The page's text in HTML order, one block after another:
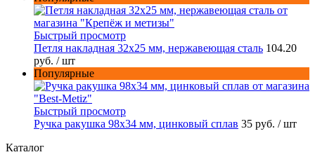
Быстрый просмотр
Петля накладная 32х25 мм, нержавеющая сталь 104.20
руб. / шт
Популярные
Быстрый просмотр
Ручка ракушка 98x34 мм, цинковый сплав 35 руб. / шт
Каталог